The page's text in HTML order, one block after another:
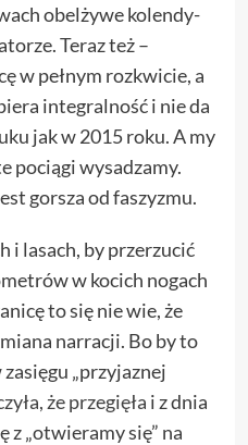
obelżywe kolendy-
Teraz też –
w pełnym rozkwicie, a
integralność i nie da
jak w 2015 roku. A my
pociągi wysadzamy.
gorsza od faszyzmu.
i lasach, by przerzucić
w kocich nogach
to się nie wie, że
narracji. Bo by to
„przyjaznej
że przegięła i z dnia
z „otwieramy się” na